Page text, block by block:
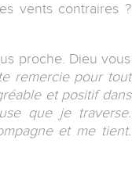
vents contraires ?
proche. Dieu vous
remercie pour tout
et positif dans
que je traverse.
et me tient.